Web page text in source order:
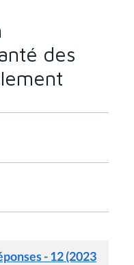
des
- 12 (2023